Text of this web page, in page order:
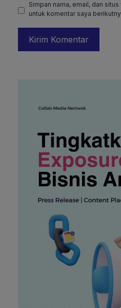
Simpan nama, email, dan
untuk komentar saya